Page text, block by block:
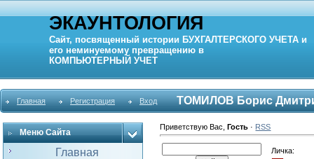
ЭКАУНТОЛОГИЯ
Сайт, посвященный истории БУХГАЛТЕРСКОГО УЧЕТА и
его неминуемому превращению в
КОМПЬЮТЕРНЫЙ УЧЕТ
Главная Регистрация Вход ТОМИЛОВ Борис
Меню Сайта
Главная
Приветствую Вас ,Гость · RSS
Личка: